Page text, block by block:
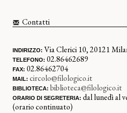
Contatti
INDIRIZZO: Via Clerici 10, 20121
TELEFONO: 02.86462689
FAX: 02.86462704
MAIL: circolo@filologico.it
BIBLIOTECA: biblioteca@filologico.it
ORARIO DI SEGRETERIA: dal lunedì al
(orario continuato)